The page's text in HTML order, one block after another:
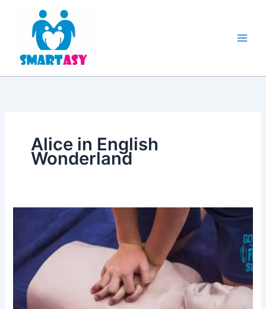
Alice in English
Wonderland
gdy
dzieje